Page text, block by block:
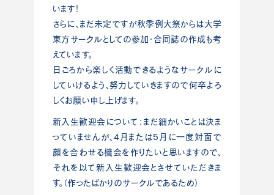
います！
さらに、まだ未定ですが秋季例大祭からは大学
東方サークルとしての参加・合同誌の作成も考
えています。
日ごろから楽しく活動できるようなサークルに
していけるよう、努力していきますので何卒よろ
しくお願い申し上げます。
新入生歓迎会について：まだ細かいことは決ま
っていませんが、4月または5月に一度対面で
顔を合わせる機会を作りたいと思いますので、
それを以て新入生歓迎会とさせていただきま
す。（作ったばかりのサークルであるため）